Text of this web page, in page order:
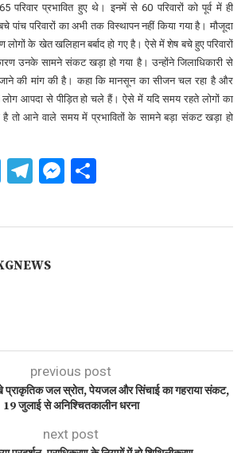
परिवार प्रभावित हुए थे। इनमें से 60 परिवारों को पूर्व में ही
पांच परिवारों का अभी तक विस्थापन नहीं किया गया है। मौजूदा
के खेत खलिहान बर्बाद हो गए है। ऐसे में शेष बचे हुए परिवारों
उनके सामने संकट खड़ा हो गया है। उन्होंने जिलाधिकारी से
जाने की मांग की है। कहा कि मानसून का सीजन चल रहा है और
आपदा से पीड़ित हो चले हैं। ऐसे में यदि समय रहते लोगों का
है तो आने वाले समय में प्रभावितों के सामने बड़ा संकट खड़ा हो
Twitter
Telegram
Messenger
previous post
प्राकृतिक जल स्रोत, पेयजल और सिंचाई का गहराया संकट,
19 जुलाई से अनिश्चितकालीन धरना
next post